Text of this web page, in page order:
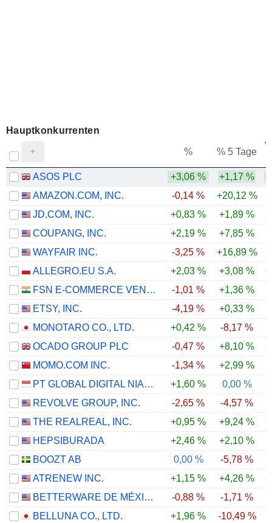
Hauptkonkurrenten
% % 5 Tage
ASOS PLC +3,06 % +1,17 %
AMAZON.COM, INC.
-0,14 % +20,12 %
JD.COM, INC.
+0,83 % +1,89 %
COUPANG, INC.
+2,19 % +7,85 %
WAYFAIR INC.
-3,25 % +16,89 %
ALLEGRO.EU S.A.
+2,03 % +3,08 %
FSN E-COMMERCE VENTURES LIMITED
-1,01 % +1,36 %
ETSY, INC.
-4,19 %
+0,33 %
MONOTARO CO., LTD.
+0,42 % -8,17 %
OCADO GROUP PLC
-0,47 % +8,10 %
MOMO.COM INC.
-1,34 % +2,99 %
PT GLOBAL DIGITAL NIAGA TBK
+1,60 % 0,00 %
REVOLVE GROUP, INC.
-2,65 % -4,57 %
THE REALREAL, INC.
+0,95 % +9,24 %
HEPSIBURADA
+2,46 % +2,10 %
BOOZT AB
0,00 % -5,78 %
ATRENEW INC.
+1,15 % +4,26 %
BETTERWARE DE MÉXICO, S.A.P.I. DE C.V.
-0,88 % -1,71 %
BELLUNA CO., LTD.
+1,96 % -10,49 %